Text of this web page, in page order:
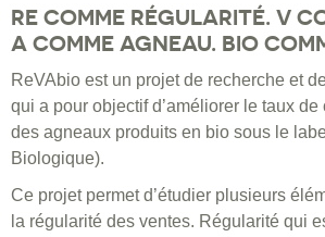
RE COMME RÉGULARITÉ. V
A COMME AGNEAU. BIO
ReVAbio est un projet de recherche et
qui a pour objectif d’améliorer le taux
des agneaux produits en bio sous le
Biologique).
Ce projet permet d’étudier plusieurs
la régularité des ventes. Régularité qui